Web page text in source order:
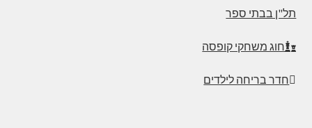
תל"ן בבתי ספר
חוג משחקי קופסה
חדר בריחה לילדים